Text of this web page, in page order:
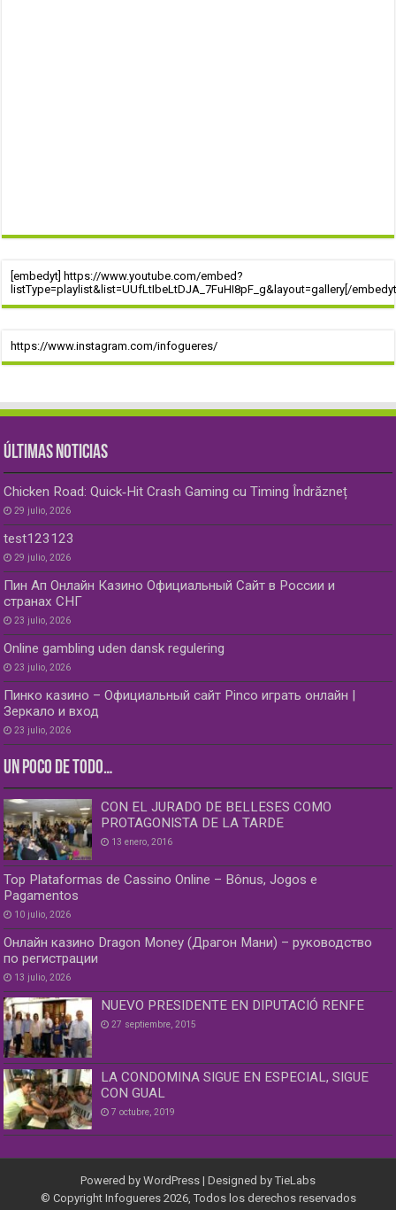
[embedyt] https://www.youtube.com/embed?
listType=playlist&list=UUfLtIbeLtDJA_7FuHI8pF_g&layout=gallery[/
https://www.instagram.com/infogueres/
ÚLTIMAS NOTICIAS
Chicken Road: Quick‑Hit Crash Gaming cu Timing Îndrăzneț
29 julio, 2026
test123123
29 julio, 2026
Пин Ап Онлайн Казино Официальный Сайт в России и
странах СНГ
23 julio, 2026
Online gambling uden dansk regulering
23 julio, 2026
Пинко казино – Официальный сайт Pinco играть онлайн |
Зеркало и вход
23 julio, 2026
UN POCO DE TODO…
CON EL JURADO DE BELLESES COMO
PROTAGONISTA DE LA TARDE
13 enero, 2016
Top Plataformas de Cassino Online – Bônus, Jogos e
Pagamentos
10 julio, 2026
Онлайн казино Dragon Money (Драгон Мани) – руководство
по регистрации
13 julio, 2026
NUEVO PRESIDENTE EN DIPUTACIÓ RENFE
27 septiembre, 2015
LA CONDOMINA SIGUE EN ESPECIAL, SIGUE
CON GUAL
7 octubre, 2019
Powered by WordPress | Designed by TieLabs
© Copyright Infogueres 2026, Todos los derechos reservados